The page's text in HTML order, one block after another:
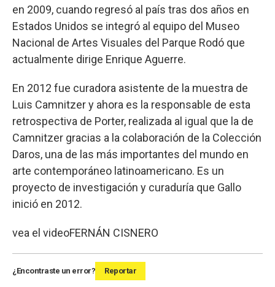
en 2009, cuando regresó al país tras dos años en
Estados Unidos se integró al equipo del Museo
Nacional de Artes Visuales del Parque Rodó que
actualmente dirige Enrique Aguerre.
En 2012 fue curadora asistente de la muestra de
Luis Camnitzer y ahora es la responsable de esta
retrospectiva de Porter, realizada al igual que la de
Camnitzer gracias a la colaboración de la Colección
Daros, una de las más importantes del mundo en
arte contemporáneo latinoamericano. Es un
proyecto de investigación y curaduría que Gallo
inició en 2012.
vea el videoFERNÁN CISNERO
¿Encontraste un error? Reportar